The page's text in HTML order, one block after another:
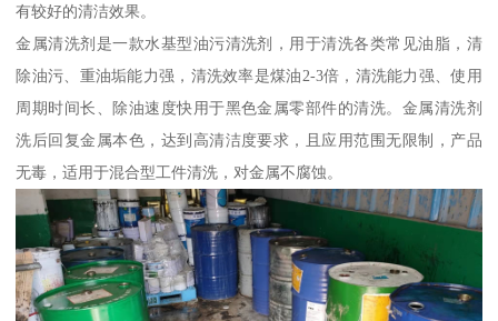
有较好的清洁效果。
金属清洗剂是一款水基型油污清洗剂，用于清洗各类常见油脂，清
除油污、重油垢能力强，清洗效率是煤油2-3倍，清洗能力强、使用
周期时间长、除油速度快用于黑色金属零部件的清洗。金属清洗剂
洗后回复金属本色，达到高清洁度要求，且应用范围无限制，产品
无毒，适用于混合型工件清洗，对金属不腐蚀。